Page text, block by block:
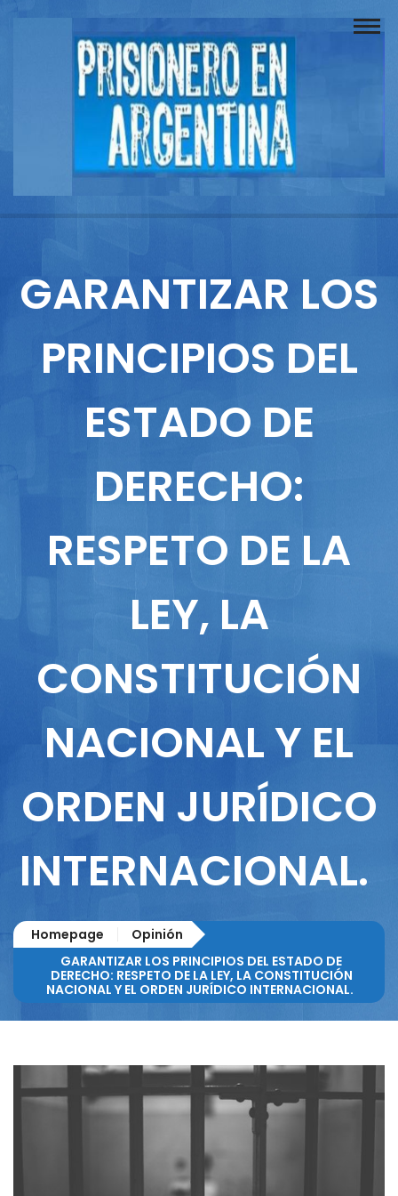
Buscador
Documentos
Reportajes
Columnistas
GARANTIZAR LOS
PRINCIPIOS DEL
ESTADO DE
DERECHO:
RESPETO DE LA
LEY, LA
CONSTITUCIÓN
NACIONAL Y EL
ORDEN JURÍDICO
INTERNACIONAL.
Homepage
Opinión
GARANTIZAR LOS PRINCIPIOS DEL ESTADO DE
DERECHO: RESPETO DE LA LEY, LA CONSTITUCIÓN
NACIONAL Y EL ORDEN JURÍDICO INTERNACIONAL.